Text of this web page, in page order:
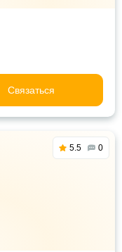
Связаться
5.5 0